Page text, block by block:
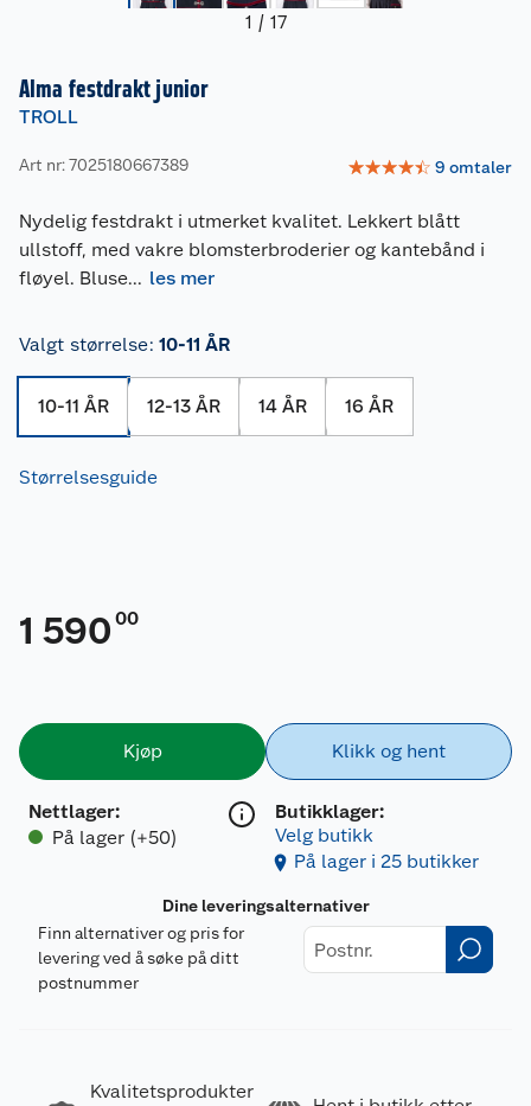
1 / 17
Alma festdrakt junior
TROLL
Art nr: 7025180667389 ☆☆☆☆☆ 9 omtaler
Nydelig festdrakt i utmerket kvalitet. Lekkert blått
ullstoff, med vakre blomsterbroderier og kantebånd i
fløyel. Bluse... les mer
Valgt størrelse: 10-11 ÅR
10-11 ÅR 12-13 ÅR 14 ÅR 16 ÅR
Størrelsesguide
1 590 00
Kjøp
Nettlager:
På lager (+50)
Klikk og hent
Butikklager:
Velg butikk
På lager i 25 butikker
Dine leveringsalternativer
Finn alternativer og pris for
levering ved å søke på ditt
postnummer
Kvalitetsprodukter